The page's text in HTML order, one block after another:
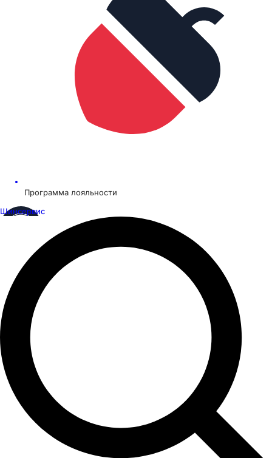
Программа лояльности
Шинсервис